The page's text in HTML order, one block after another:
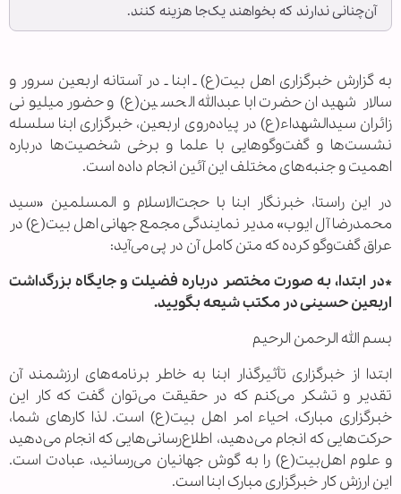
آن‌چنانی ندارند که بخواهند یک‌جا هزینه کنند.
به گزارش خبرگزاری اهل بیت(ع) ـ ابنا ـ در آستانه اربعین سرور و
سالار شهیدان حضرت اباعبدالله الحسین(ع) و حضور میلیونی
زائران سیدالشهداء(ع) در پیاده‌روی اربعین، خبرگزاری ابنا سلسله
نشست‌ها و گفت‌وگوهایی با علما و برخی شخصیت‌ها درباره
اهمیت و جنبه‌های مختلف این آئین انجام داده است.
در این راستا، خبرنگار ابنا با حجت‌الاسلام و المسلمین «سید
محمدرضا آل ايوب» مدير نمایندگی مجمع جهانی اهل بیت(ع) در
عراق گفت‌وگو کرده که متن کامل آن در پی‌ می‌آید:
*در ابتدا، به صورت مختصر درباره فضیلت و جایگاه بزرگداشت
اربعین حسینی در مکتب شیعه بگویید.
بسم الله الرحمن الرحیم
ابتدا از خبرگزاری تأثیرگذار ابنا به خاطر برنامه‌های ارزشمند آن
تقدیر و تشکر می‌کنم که در حقیقت می‌توان گفت که کار این
خبرگزاری مبارک، احیاء امر اهل بیت(ع) است. لذا کارهای شما،
حرکت‌هایی که انجام می‌دهید، اطلاع‌رسانی‌هایی که انجام می‌دهید
و علوم اهل‌بیت(ع) را به گوش جهانیان می‌رسانید، عبادت است.
این ارزش کار خبرگزاری مبارک ابنا است.